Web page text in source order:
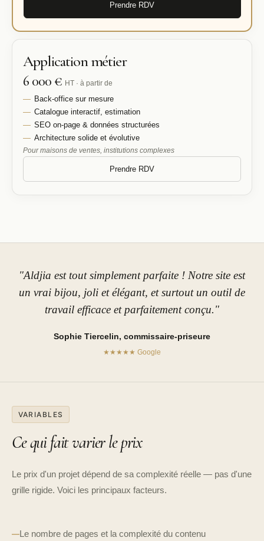
Prendre RDV
Application métier
6 000 € HT · à partir de
Back-office sur mesure
Catalogue interactif, estimation
SEO on-page & données structurées
Architecture solide et évolutive
Pour maisons de ventes, institutions complexes
Prendre RDV
"Aldjia est tout simplement parfaite ! Notre site est
un vrai bijou, joli et élégant, et surtout un outil de
travail efficace et parfaitement conçu."
Sophie Tiercelin, commissaire-priseure
★★★★★ Google
VARIABLES
Ce qui fait varier le prix
Le prix d'un projet dépend de sa complexité réelle — pas d'une
grille rigide. Voici les principaux facteurs.
—Le nombre de pages et la complexité du contenu